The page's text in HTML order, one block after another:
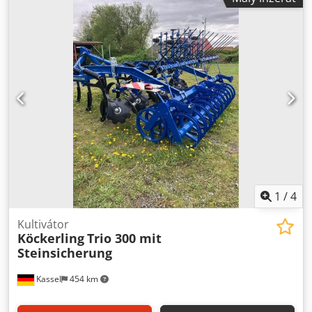
1 /4
Kassel 454 km
Kultivátor
KöckerlingTrio 300 mit
Steinsicherung